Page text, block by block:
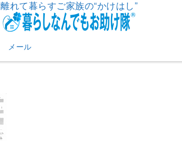
離れて暮らすご家族の“かけはし”
メール